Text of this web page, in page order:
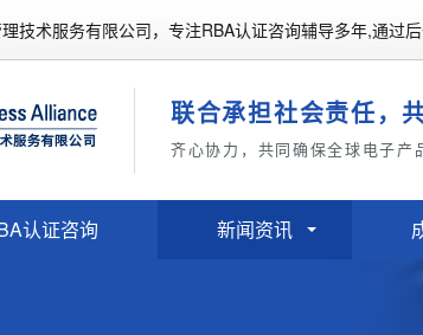
技术服务有限公司，专注RBA认证咨询辅导多年,通过后
联合承担社会责任，
齐心协力，共同确保全球电子
认证咨询 新闻资讯